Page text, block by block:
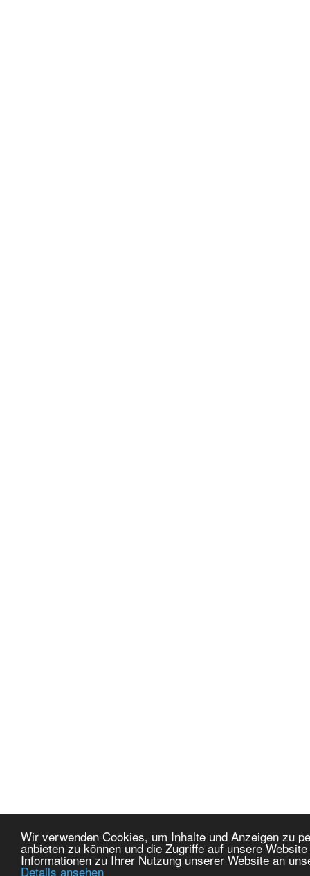
Wir verwenden Cookies, um Inhalte und Anzeigen zu
anbieten zu können und die Zugriffe auf unsere
Informationen zu Ihrer Nutzung unserer Website an
Details ansehen